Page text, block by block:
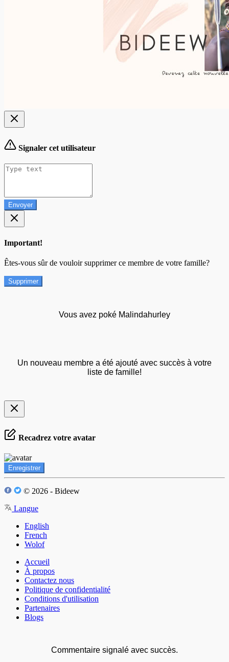
Signaler cet utilisateur
Envoyer
Important!
Êtes-vous sûr de vouloir supprimer ce membre de votre famille?
Supprimer
Vous avez poké Malindahurley
Un nouveau membre a été ajouté avec succès à votre
liste de famille!
Recadrez votre avatar
Enregistrer
© 2026 - Bideew
Langue
English
French
Wolof
Accueil
À propos
Contactez nous
Politique de confidentialité
Conditions d'utilisation
Partenaires
Blogs
Commentaire signalé avec succès.